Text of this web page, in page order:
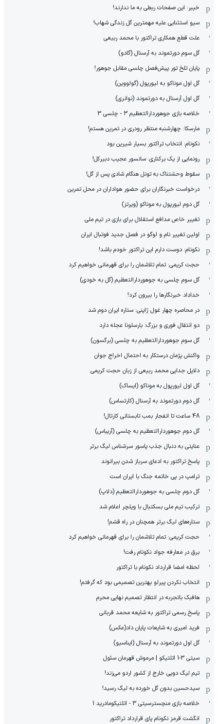
خیبر: این صفحات ربطی به ما ندارند!
سیو استثنایی علیه مهمترین گل زندگی شهاب!
علت قطع همکاری تراکتور با محمد ربیعی
گل سوم دورتموند به آرسنال (گادو)
پایان تلخ تور پیش‌فصل چلسی مقابل جوهور!
گل اول موناکو به لیورپول (گولووین)
گل اول آرسنال به دورتموند (نوانری)
خلاصه بازی جوهوردارالتعظیم 3 - چلسی 3
مارسکا: چهارشنبه منتظر رودری در تمرین هستم!
نکونام: انتخاب تراکتور بسیار شیرین بود
رونمایی از یک برکناری: سانسور عجیب دبیرکل!
سقوط وحشتناک به تونل هنگام شادی پس از گل!
درخواست خبرنگاران برای حضور هواداران در محل تمرین
گل دوم لیورپول به موناکو (ویرتز)
تغییر خاص مدافع استقلال برای بازی در تیم ملی
اولین تغییر نام و لوگو در فصل جدید فوتبال ایران
نکونام: دوست دارم این تراکتور خودم باشد!
حجت کریمی: تمام تلاشمان را برای قهرمانی خواهیم کرد
گل سوم چلسی به جوهوردارالتعظیم (گل به خودی)
خداداد خبرنگارها را بیرون کرد!
در محاصره چهار غول ژاپنی: ستاره ایران دوم شد
دو انتقال فوری و بزرگ: بارسلونا عجله دارد
گل سوم جوهوردارالتعظیم به چلسی (برگسون)
واکنش پژمان درستکار به احتمال اخراج جوان
دلایل جدایی محمد ربیعی از زبان حجت کریمی
گل اول لیورپول به موناکو (ایساک)
گل دوم دورتموند به آرسنال (کارتساس)
48 ساعت تا انفجار بمب تابستانی کارتال!
گل دوم جوهوردارالتعظیم به چلسی (آریباس)
عنایتی به دنبال جذب پاسور سرشناس لیگ برتر
پاسخ تراکتور به ادعای سرباز شدن بیرانوند
ترامپ در پی خاتمه جنگ با ایران است
گل دوم چلسی به جوهوردارالتعظیم (دلاپ)
ترکیب تیم ملی بسکتبال با ویلچر اعلام شد
ستاره‌های لیگ برتر همچنان در راه قشم!
حجت کریمی: تمام تلاشمان را برای قهرمانی خواهیم کرد
برق در معارفه جواد نکونام رفت!
لحظه امضا قرارداد نکونام با تراکتور
انتخاب نکردن پیرلو بهترین تصمیمی بود که گرفتم!
هافبک باتجربه در انتظار تصمیم نهایی محرم
پاسخ رسمی تراکتور به شایعه محمد قربانی
فرید امیری به شایعات پایان داد(عکس)
گل اول دورتموند به آرسنال (ایناسیو)
سیتی 3-1 اتلتیکو | مرموش قهرمان سئول
تیم لیگ دویی خارج از کشور اردو می‌زند!
سیدحسین بدون گل خورده به لیگ رسید!
خلاصه بازی منچسترسیتی 3 - اتلتیکومادرید 1
انگشت قرمز نکونام پای قرارداد تراکتور